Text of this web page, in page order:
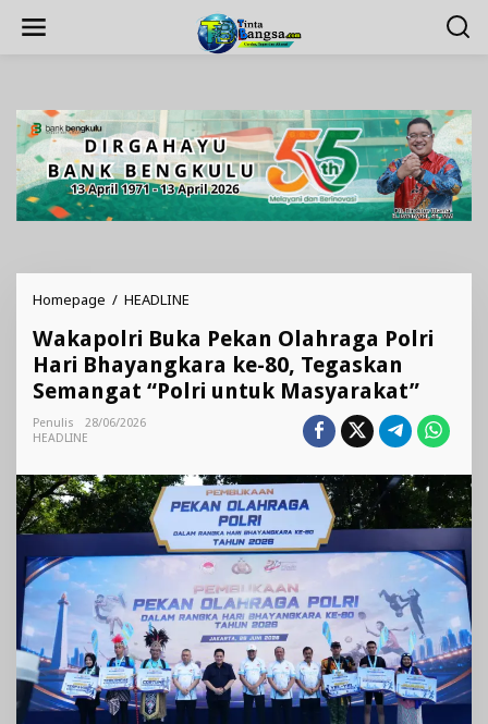
Homepage / HEADLINE
Pekan
Olahraga
Polri
Hari
Tegaskan
Semangat
“Polri
untuk
Masyarakat”
Wakapolri Buka Pekan Olahraga Polri
Hari Bhayangkara ke-80, Tegaskan
Semangat “Polri untuk Masyarakat”
Penulis
28/06/2026
HEADLINE